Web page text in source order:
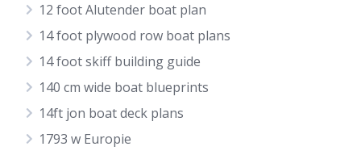
12 foot Alutender boat plan
14 foot plywood row boat plans
14 foot skiff building guide
140 cm wide boat blueprints
14ft jon boat deck plans
1793 w Europie